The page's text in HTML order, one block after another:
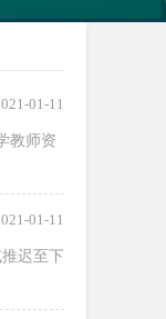
01-11
教师资
01-11
迟至下